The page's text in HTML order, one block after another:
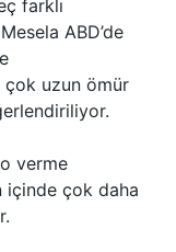
farklı
ABD’de
çok uzun ömür
verme
içinde çok daha